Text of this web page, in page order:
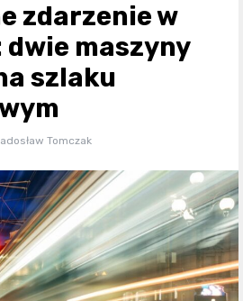
zdarzenie w
dwie maszyny
szlaku
Tomczak